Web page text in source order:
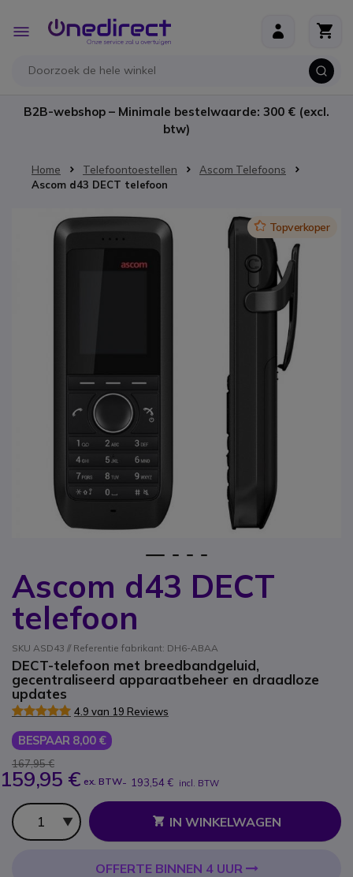
Toggle
Nav
B2B-webshop – Minimale bestelwaarde: 300 € (excl.
btw)
Home Telefoontoestellen
Ascom Telefoons
Ascom d43 DECT telefoon
Ascom d43 DECT
telefoon
SKU ASD43 // Referentie fabrikant: DH6-ABAA
DECT-telefoon met breedbandgeluid,
gecentraliseerd apparaatbeheer en draadloze
updates
4.9 van 19 Reviews
BESPAAR 8,00 €
167,95 €
159,95 € ex. BTW- 193,54 € incl. BTW
Aantal
IN WINKELWAGEN
OFFERTE BINNEN 4 UUR
Ga naar het einde van de afbeeldingen-gallerij
IconTopverkoper
Ga naar het begin van de afbeeldingen-gallerij